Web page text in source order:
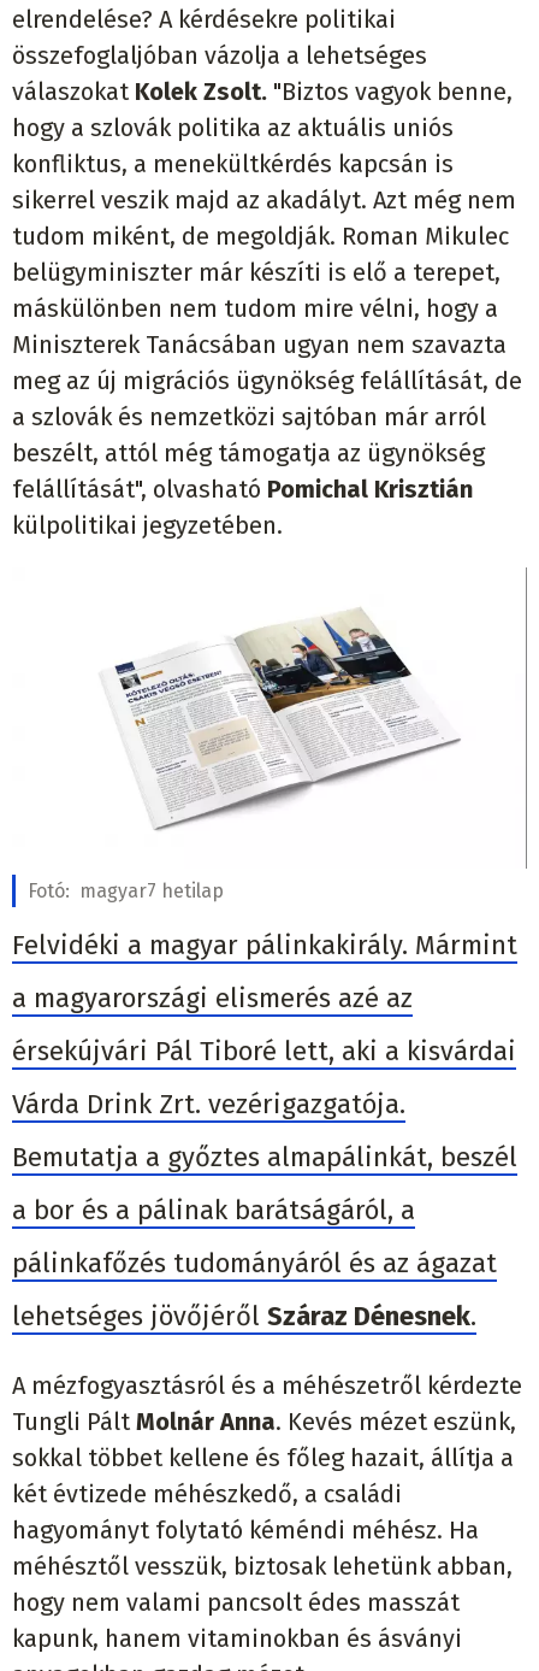
elrendelése? A kérdésekre politikai
összefoglaljóban vázolja a lehetséges
válaszokat Kolek Zsolt. "Biztos vagyok benne,
hogy a szlovák politika az aktuális uniós
konfliktus, a menekültkérdés kapcsán is
sikerrel veszik majd az akadályt. Azt még nem
tudom miként, de megoldják. Roman Mikulec
belügyminiszter már készíti is elő a terepet,
máskülönben nem tudom mire vélni, hogy a
Miniszterek Tanácsában ugyan nem szavazta
meg az új migrációs ügynökség felállítását, de
a szlovák és nemzetközi sajtóban már arról
beszélt, attól még támogatja az ügynökség
felállítását", olvasható Pomichal Krisztián
külpolitikai jegyzetében.
Fotó: magyar7 hetilap
Felvidéki a magyar pálinkakirály. Mármint
a magyarországi elismerés azé az
érsekújvári Pál Tiboré lett, aki a kisvárdai
Várda Drink Zrt. vezérigazgatója.
Bemutatja a győztes almapálinkát, beszél
a bor és a pálinak barátságáról, a
pálinkafőzés tudományáról és az ágazat
lehetséges jövőjéről Száraz Dénesnek.
A mézfogyasztásról és a méhészetről kérdezte
Tungli Pált Molnár Anna. Kevés mézet eszünk,
sokkal többet kellene és főleg hazait, állítja a
két évtizede méhészkedő, a családi
hagyományt folytató kéméndi méhész. Ha
méhésztől vesszük, biztosak lehetünk abban,
hogy nem valami pancsolt édes masszát
kapunk, hanem vitaminokban és ásványi